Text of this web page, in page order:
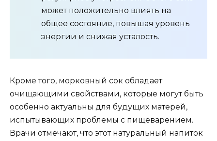
может положительно влиять на
общее состояние, повышая уровень
энергии и снижая усталость.
Кроме того, морковный сок обладает
очищающими свойствами, которые могут быть
особенно актуальны для будущих матерей,
испытывающих проблемы с пищеварением.
Врачи отмечают, что этот натуральный напиток